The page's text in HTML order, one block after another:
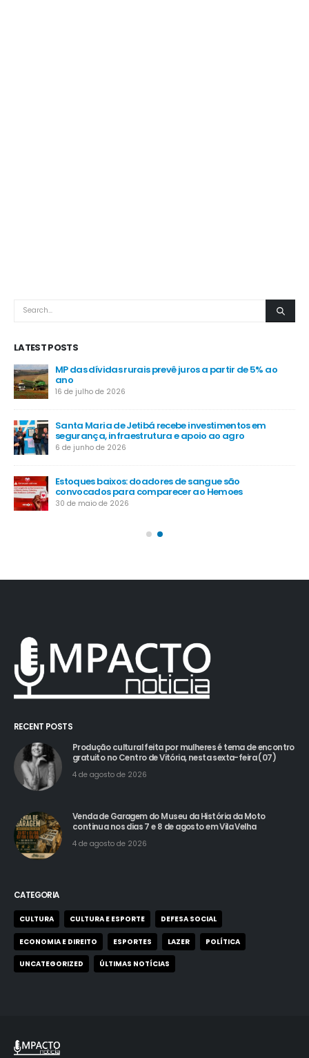
LATEST POSTS
MP das dívidas rurais prevê juros a partir de 5% ao
ano
16 de julho de 2026
Santa Maria de Jetibá recebe investimentos em
segurança, infraestrutura e apoio ao agro
6 de junho de 2026
Estoques baixos: doadores de sangue são
convocados para comparecer ao Hemoes
30 de maio de 2026
RECENT POSTS
Produção cultural feita por mulheres é tema de encontro
gratuito no Centro de Vitória, nesta sexta-feira (07)
4 de agosto de 2026
Venda de Garagem do Museu da História da Moto
continua nos dias 7 e 8 de agosto em Vila Velha
4 de agosto de 2026
CATEGORIA
CULTURA CULTURA E ESPORTE DEFESA SOCIAL
ECONOMIA E DIREITO ESPORTES LAZER POLÍTICA
UNCATEGORIZED ÚLTIMAS NOTÍCIAS